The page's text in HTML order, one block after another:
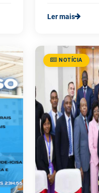
Ler mais
NOTÍCIA